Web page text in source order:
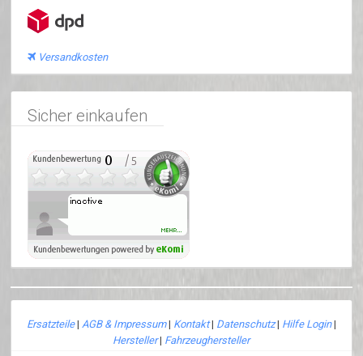
Versandkosten
Sicher einkaufen
Ersatzteile| AGB & Impressum| Kontakt| Datenschutz| Hilfe Login|
Hersteller| Fahrzeughersteller